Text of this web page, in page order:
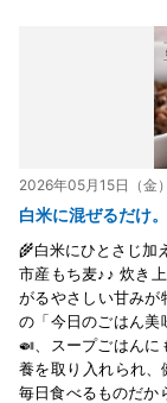
2026年05月15日（金
白米に混ぜるだけ
🌾白米にひとさじ加
市産もち麦♪♪ 炊き
がるやさしい甘み
の「今日のごはん美
🍛、スープごはんに
養を取り入れられ、
毎日食べるものだか